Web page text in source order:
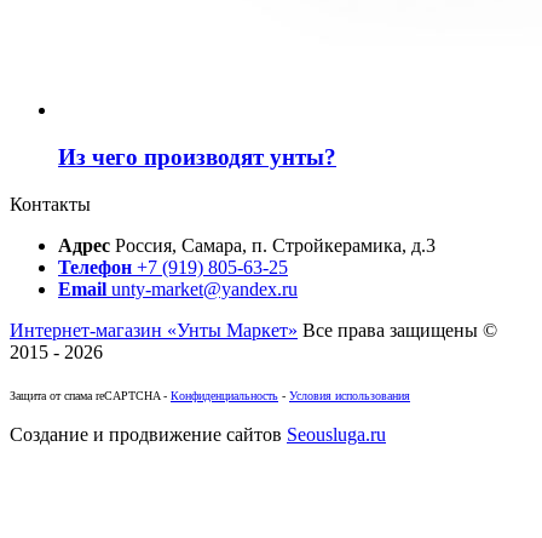
Из чего производят унты?
Контакты
Адрес Россия, Самара, п. Стройкерамика, д.3
Телефон +7 (919) 805-63-25
Email unty-market@yandex.ru
Интернет-магазин «Унты Маркет» Все права защищены ©
2015 - 2026
Защита от спама reCAPTCHA - Конфиденциальность - Условия использования
Создание и продвижение сайтов Seousluga.ru